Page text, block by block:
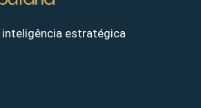
estratégica